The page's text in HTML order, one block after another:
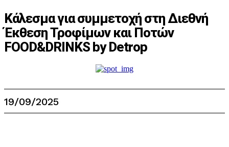
Κάλεσμα για συμμετοχή στη Διεθνή
Έκθεση Τροφίμων και Ποτών
FOOD&DRINKS by Detrop
19/09/2025